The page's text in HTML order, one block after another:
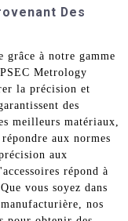
Des
grâce à notre gamme
Metrology
la précision et
des
meilleurs matériaux,
aux normes
aux
répond à
vous soyez dans
nos